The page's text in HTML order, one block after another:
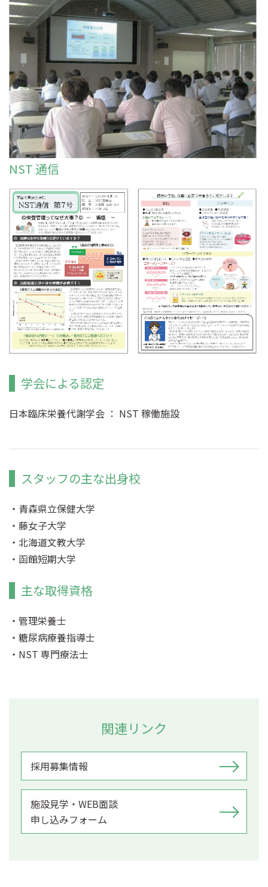
NST 通信
学会による認定
日本臨床栄養代謝学会 ： NST 稼働施設
スタッフの主な出身校
青森県立保健大学
藤女子大学
北海道文教大学
函館短期大学
主な取得資格
管理栄養士
糖尿病療養指導士
NST 専門療法士
関連リンク
採用募集情報
施設見学・WEB面談
申し込みフォーム